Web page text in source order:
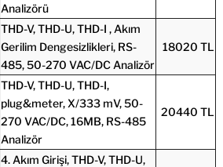
Analizörü
THD-V, THD-U, THD-I , Akım
Gerilim Dengesizlikleri, RS-
485, 50-270 VAC/DC Analizör
18020 TL
THD-V, THD-U, THD-I,
plug&meter, X/333 mV, 50-
270 VAC/DC, 16MB, RS-485
Analizör
20440 TL
4. Akım Girişi, THD-V, THD-U,